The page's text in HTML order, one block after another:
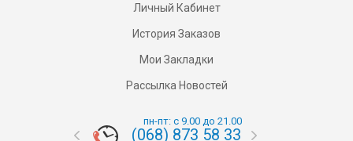
Личный Кабинет
История Заказов
Мои Закладки
Рассылка Новостей
пн-пт: с 9.00 до 21.00
(068) 873 58 33